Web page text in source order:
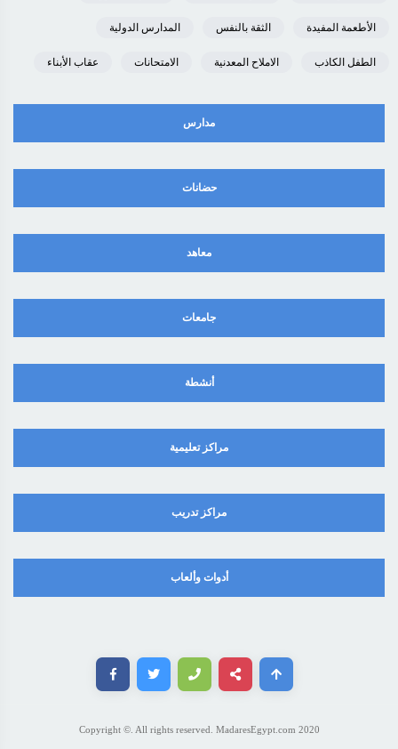
الأطعمة المفيدة الثقة بالنفس المدارس الدولية
الطفل الكاذب الاملاح المعدنية الامتحانات عقاب الأبناء
مدارس
حضانات
معاهد
جامعات
أنشطة
مراكز تعليمية
مراكز تدريب
أدوات وألعاب
Copyright ©. All rights reserved. MadaresEgypt.com 2020